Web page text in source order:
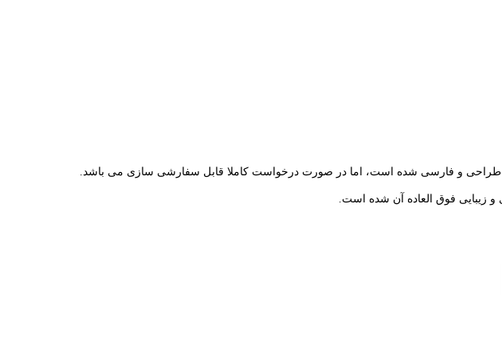
طراحی و فارسی شده است، اما در صورت درخواست کاملا قابل سفارشی سازی می باشد.